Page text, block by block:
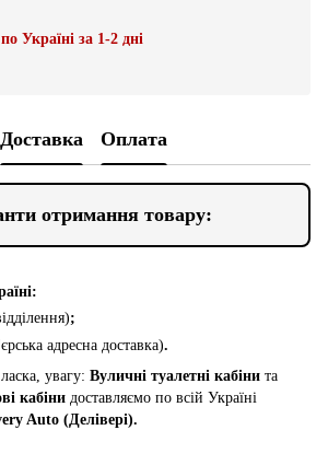
Україні за 1-2 дні
Доставка Оплата
отримання товару:
;
адресна доставка).
увагу: Вуличні туалетні кабіни та
кабіни доставляємо по всій Україні
Auto (Делівері).